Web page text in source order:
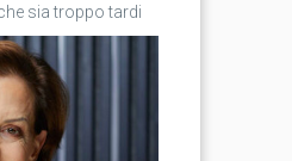
sia troppo tardi